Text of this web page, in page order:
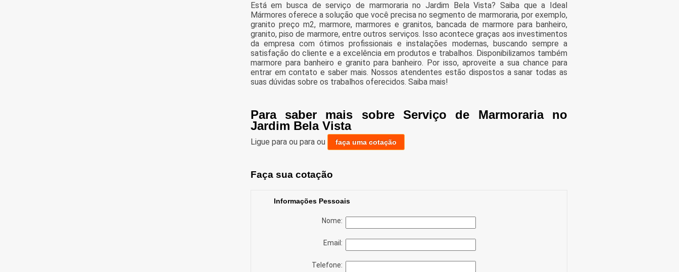
Está em busca de serviço de marmoraria no Jardim Bela Vista? Saiba que a Ideal
Mármores oferece a solução que você precisa no segmento de marmoraria, por exemplo,
granito preço m2, marmore, marmores e granitos, bancada de marmore para banheiro,
granito, piso de marmore, entre outros serviços. Isso acontece graças aos investimentos
da empresa com ótimos profissionais e instalações modernas, buscando sempre a
satisfação do cliente e a excelência em produtos e trabalhos. Disponibilizamos também
marmore para banheiro e granito para banheiro. Por isso, aproveite a sua chance para
entrar em contato e saber mais. Nossos atendentes estão dispostos a sanar todas as
suas dúvidas sobre os trabalhos oferecidos. Saiba mais!
Para saber mais sobre Serviço de Marmoraria no
Jardim Bela Vista
Ligue para ou para ou faça uma cotação
Faça sua cotação
Informações Pessoais
Nome:
Email:
Telefone: